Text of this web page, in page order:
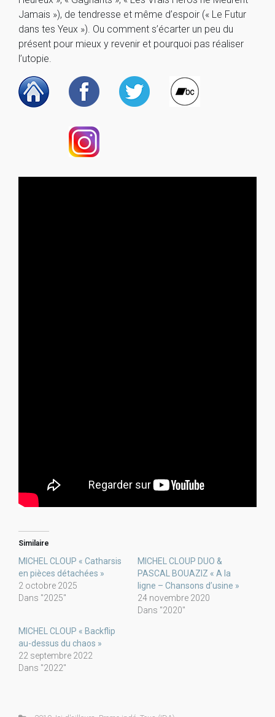
Jamais »), de tendresse et même d’espoir (« Le Futur
dans tes Yeux »). Ou comment s’écarter un peu du
présent pour mieux y revenir et pourquoi pas réaliser
l’utopie.
Similaire
MICHEL CLOUP « Catharsis
en pièces détachées »
2 octobre 2025
Dans "2025"
MICHEL CLOUP DUO &
PASCAL BOUAZIZ « A la
ligne – Chansons d’usine »
24 novembre 2020
Dans "2020"
MICHEL CLOUP « Backflip
au-dessus du chaos »
22 septembre 2022
Dans "2022"